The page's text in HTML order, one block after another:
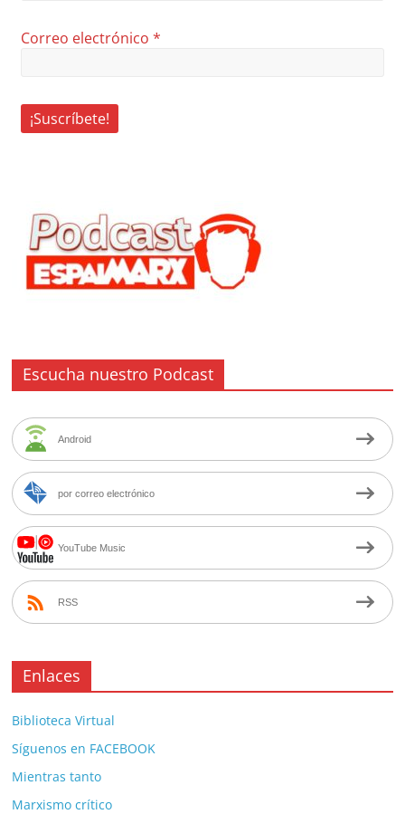
Correo electrónico*
Escucha nuestro Podcast
Android
por correo electrónico
YouTube Music
RSS
Enlaces
Biblioteca Virtual
Síguenos en FACEBOOK
Mientras tanto
Marxismo crítico